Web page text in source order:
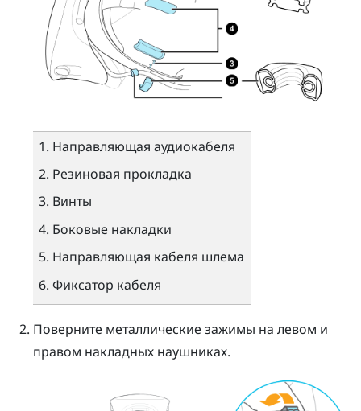
Направляющая аудиокабеля
Резиновая прокладка
Винты
Боковые накладки
Направляющая кабеля шлема
Фиксатор кабеля
Поверните металлические зажимы на левом и
правом накладных наушниках.